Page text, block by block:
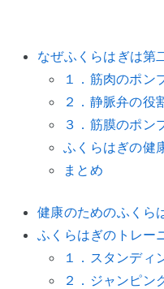
なぜふくらはぎは第
１．筋肉のポン
２．静脈弁の役
３．筋膜のポン
ふくらはぎの健
まとめ
健康のためのふくら
ふくらはぎのトレー
１．スタンディ
２．ジャンピン